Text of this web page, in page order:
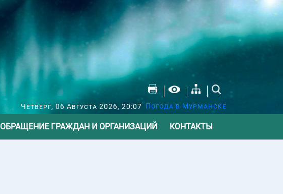
Четверг, 06 Августа 2026, 20:07 Погода в Мурманске
ОБРАЩЕНИЕ ГРАЖДАН И ОРГАНИЗАЦИЙ КОНТАКТЫ